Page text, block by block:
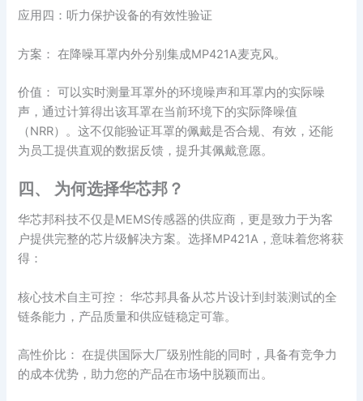
应用四：听力保护设备的有效性验证
方案： 在降噪耳罩内外分别集成MP421A麦克风。
价值： 可以实时测量耳罩外的环境噪声和耳罩内的实际噪
声，通过计算得出该耳罩在当前环境下的实际降噪值
（NRR）。这不仅能验证耳罩的佩戴是否合规、有效，还能
为员工提供直观的数据反馈，提升其佩戴意愿。
四、 为何选择华芯邦？
华芯邦科技不仅是MEMS传感器的供应商，更是致力于为客
户提供完整的芯片级解决方案。选择MP421A，意味着您将获
得：
核心技术自主可控： 华芯邦具备从芯片设计到封装测试的全
链条能力，产品质量和供应链稳定可靠。
高性价比： 在提供国际大厂级别性能的同时，具备有竞争力
的成本优势，助力您的产品在市场中脱颖而出。